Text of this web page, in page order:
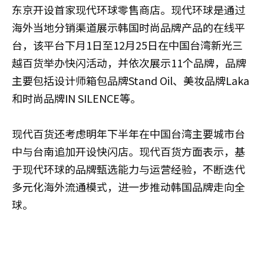
东京开设首家现代环球零售商店。现代环球是通过
海外当地分销渠道展示韩国时尚品牌产品的在线平
台，该平台下月1日至12月25日在中国台湾新光三
越百货举办快闪活动，并依次展示11个品牌，品牌
主要包括设计师箱包品牌Stand Oil、美妆品牌Laka
和时尚品牌IN SILENCE等。
现代百货还考虑明年下半年在中国台湾主要城市台
中与台南追加开设快闪店。现代百货方面表示，基
于现代环球的品牌甄选能力与运营经验，不断迭代
多元化海外流通模式，进一步推动韩国品牌走向全
球。